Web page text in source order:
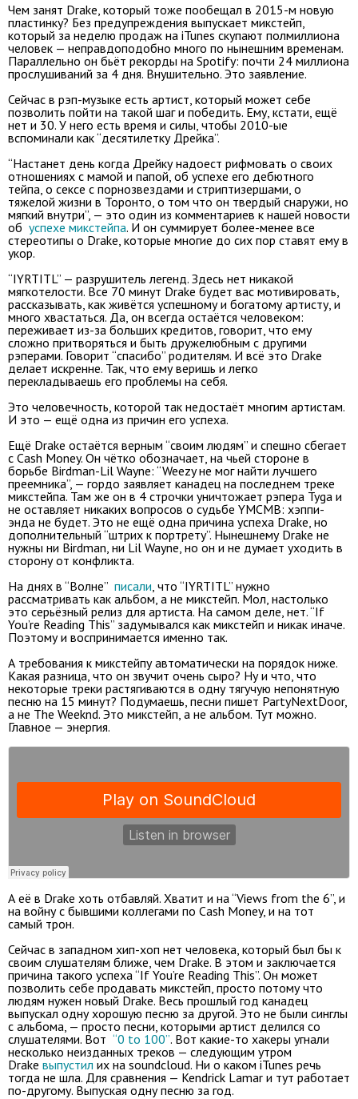
Чем занят Drake, который тоже пообещал в 2015-м новую
пластинку? Без предупреждения выпускает микстейп,
который за неделю продаж на iTunes скупают полмиллиона
человек — неправдоподобно много по нынешним временам.
Параллельно он бьёт рекорды на Spotify: почти 24 миллиона
прослушиваний за 4 дня. Внушительно. Это заявление.
Сейчас в рэп-музыке есть артист, который может себе
позволить пойти на такой шаг и победить. Ему, кстати, ещё
нет и 30. У него есть время и силы, чтобы 2010-ые
вспоминали как “десятилетку Дрейка”.
“Настанет день когда Дрейку надоест рифмовать о своих
отношениях с мамой и папой, об успехе его дебютного
тейпа, о сексе с порнозвездами и стриптизершами, о
тяжелой жизни в Торонто, о том что он твердый снаружи, но
мягкий внутри”, — это один из комментариев к нашей новости
об успехе микстейпа. И он суммирует более-менее все
стереотипы о Drake, которые многие до сих пор ставят ему в
укор.
“IYRTITL” — разрушитель легенд. Здесь нет никакой
мягкотелости. Все 70 минут Drake будет вас мотивировать,
рассказывать, как живётся успешному и богатому артисту, и
много хвастаться. Да, он всегда остаётся человеком:
переживает из-за больших кредитов, говорит, что ему
сложно притворяться и быть дружелюбным с другими
рэперами. Говорит “спасибо” родителям. И всё это Drake
делает искренне. Так, что ему веришь и легко
перекладываешь его проблемы на себя.
Это человечность, которой так недостаёт многим артистам.
И это — ещё одна из причин его успеха.
Ещё Drake остаётся верным “своим людям” и спешно сбегает
с Cash Money. Он чётко обозначает, на чьей стороне в
борьбе Birdman-Lil Wayne: “Weezy не мог найти лучшего
преемника”, — гордо заявляет канадец на последнем треке
микстейпа. Там же он в 4 строчки уничтожает рэпера Tyga и
не оставляет никаких вопросов о судьбе YMCMB: хэппи-
энда не будет. Это не ещё одна причина успеха Drake, но
дополнительный “штрих к портрету”. Нынешнему Drake не
нужны ни Birdman, ни Lil Wayne, но он и не думает уходить в
сторону от конфликта.
На днях в “Волне” писали , что “IYRTITL” нужно
рассматривать как альбом, а не микстейп. Мол, настолько
это серьёзный релиз для артиста. На самом деле, нет. “If
You’re Reading This” задумывался как микстейп и никак иначе.
Поэтому и воспринимается именно так.
А требования к микстейпу автоматически на порядок ниже.
Какая разница, что он звучит очень сыро? Ну и что, что
некоторые треки растягиваются в одну тягучую непонятную
песню на 15 минут? Подумаешь, песни пишет PartyNextDoor,
а не The Weeknd. Это микстейп, а не альбом. Тут можно.
Главное — энергия.
А её в Drake хоть отбавляй. Хватит и на “Views from the 6”, и
на войну с бывшими коллегами по Cash Money, и на тот
самый трон.
Сейчас в западном хип-хоп нет человека, который был бы к
своим слушателям ближе, чем Drake. В этом и заключается
причина такого успеха “If You’re Reading This”. Он может
позволить себе продавать микстейп, просто потому что
людям нужен новый Drake. Весь прошлый год канадец
выпускал одну хорошую песню за другой. Это не были синглы
с альбома, — просто песни, которыми артист делился со
слушателями. Вот “0 to 100”. Вот какие-то хакеры угнали
несколько неизданных треков — следующим утром
Drake выпустил их на soundcloud. Ни о каком iTunes речь
тогда не шла. Для сравнения — Kendrick Lamar и тут работает
по-другому. Выпуская одну песню за год.